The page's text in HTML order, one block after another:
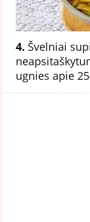
4. Švelniai
ugnies apie